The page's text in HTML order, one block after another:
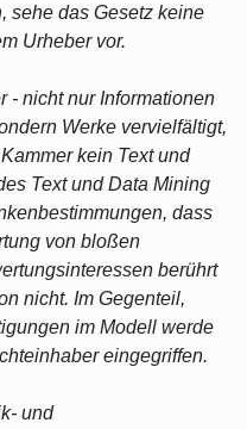
sehe das Gesetz keine
Urheber vor.
- nicht nur Informationen
Werke vervielfältigt,
kein Text und
Text und Data Mining
dass
von bloßen
berührt
nicht. Im Gegenteil,
im Modell werde
eingegriffen.
und